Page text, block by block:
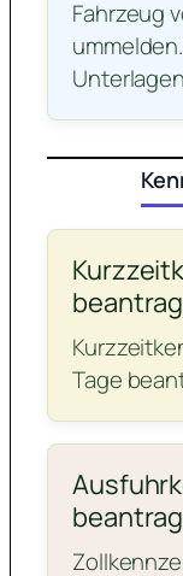
Fahrzeug
Tage